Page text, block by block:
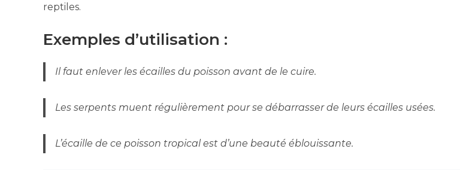
reptiles.
Exemples d’utilisation :
Il faut enlever les écailles du poisson avant de le cuire.
Les serpents muent régulièrement pour se débarrasser de leurs écailles usées.
L’écaille de ce poisson tropical est d’une beauté éblouissante.